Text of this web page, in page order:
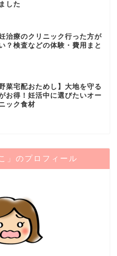
した
治療のクリニック行った方が
？検査などの体験・費用まと
野菜宅配おためし】大地を守る
お得！妊活中に選びたいオー
ック食材
」のプロフィール